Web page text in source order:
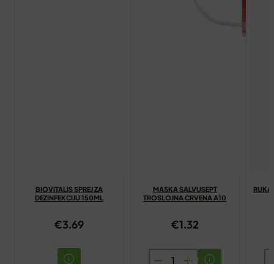
BIOVITALIS SPREJ ZA
DEZINFEKCIJU 150ML
€3.69
MASKA SALVUSEPT
TROSLOJNA CRVENA A10
€1.32
MASKA